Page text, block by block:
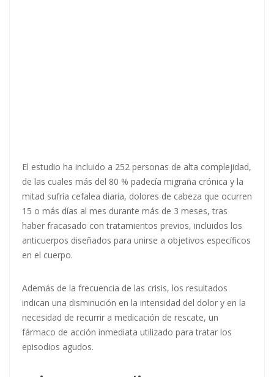
El estudio ha incluido a 252 personas de alta complejidad,
de las cuales más del 80 % padecía migraña crónica y la
mitad sufría cefalea diaria, dolores de cabeza que ocurren
15 o más días al mes durante más de 3 meses, tras
haber fracasado con tratamientos previos, incluidos los
anticuerpos diseñados para unirse a objetivos específicos
en el cuerpo.
Además de la frecuencia de las crisis, los resultados
indican una disminución en la intensidad del dolor y en la
necesidad de recurrir a medicación de rescate, un
fármaco de acción inmediata utilizado para tratar los
episodios agudos.